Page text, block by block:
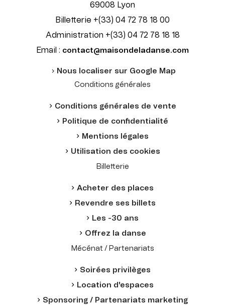
69008 Lyon
Billetterie +(33) 04 72 78 18 00
Administration +(33) 04 72 78 18 18
Email : contact@maisondeladanse.com
Nous localiser sur Google Map
Conditions générales
Conditions générales de vente
Politique de confidentialité
Mentions légales
Utilisation des cookies
Billetterie
Acheter des places
Revendre ses billets
Les -30 ans
Offrez la danse
Mécénat / Partenariats
Soirées privilèges
Location d'espaces
Sponsoring / Partenariats marketing